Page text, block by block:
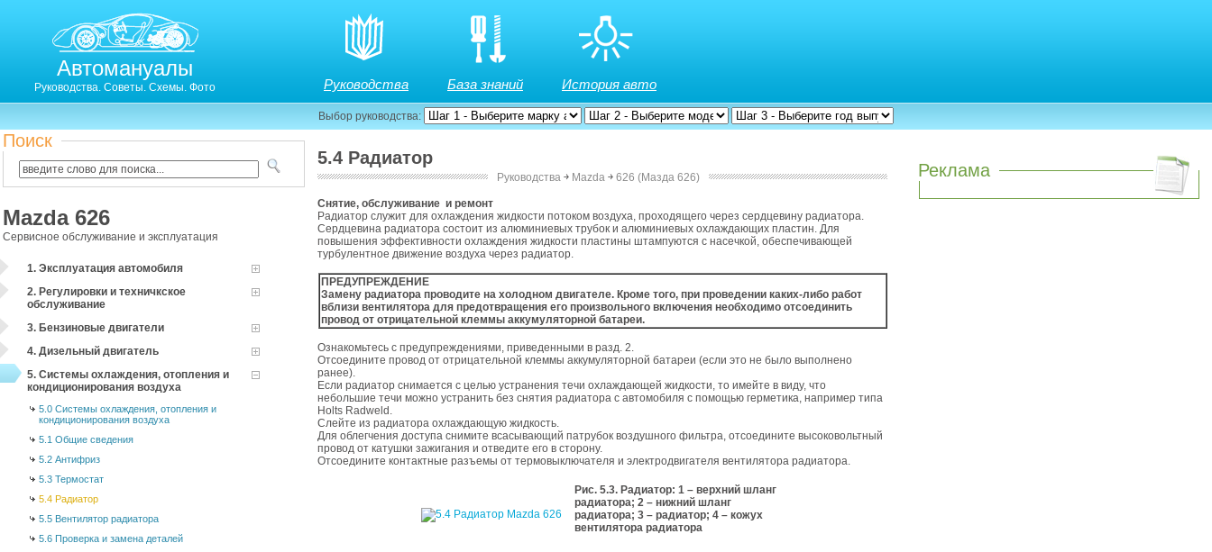
Автомануалы
Руководства. Советы. Схемы. Фото Руководства База знаний История авто
Выбор руководства:
Поиск
Mazda 626
Сервисное обслуживание и эксплуатация
1. Эксплуатация автомобиля
2. Регулировки и техничкское
обслуживание
3. Бензиновые двигатели
4. Дизельный двигатель
5. Системы охлаждения, отопления и
кондиционирования воздуха
5.0 Системы охлаждения, отопления и
кондиционирования воздуха
5.1 Общие сведения
5.2 Антифриз
5.3 Термостат
5.4 Радиатор
5.5 Вентилятор радиатора
5.6 Проверка и замена деталей
5.4 Радиатор
Руководства ￫ Mazda ￫ 626 (Мазда 626)
Снятие, обслуживание и ремонт
Радиатор служит для охлаждения жидкости потоком воздуха, проходящего через сердцевину радиатора.
Сердцевина радиатора состоит из алюминиевых трубок и алюминиевых охлаждающих пластин. Для
повышения эффективности охлаждения жидкости пластины штампуются с насечкой, обеспечивающей
турбулентное движение воздуха через радиатор.
ПРЕДУПРЕЖДЕНИЕ
Замену радиатора проводите на холодном двигателе. Кроме того, при проведении каких-либо работ
вблизи вентилятора для предотвращения его произвольного включения необходимо отсоединить
провод от отрицательной клеммы аккумуляторной батареи.
Ознакомьтесь с предупреждениями, приведенными в разд. 2.
Отсоедините провод от отрицательной клеммы аккумуляторной батареи (если это не было выполнено
ранее).
Если радиатор снимается с целью устранения течи охлаждающей жидкости, то имейте в виду, что
небольшие течи можно устранить без снятия радиатора с автомобиля с помощью герметика, например типа
Holts Radweld.
Слейте из радиатора охлаждающую жидкость.
Для облегчения доступа снимите всасывающий патрубок воздушного фильтра, отсоедините высоковольтный
провод от катушки зажигания и отведите его в сторону.
Отсоедините контактные разъемы от термовыключателя и электродвигателя вентилятора радиатора.
Рис. 5.3. Радиатор: 1 – верхний шланг
радиатора; 2 – нижний шланг
радиатора; 3 – радиатор; 4 – кожух
вентилятора радиатора
Реклама